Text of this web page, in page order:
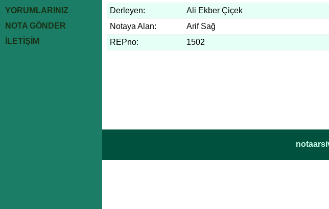
YORUMLARINIZ
NOTA GÖNDER
İLETİŞİM
Derleyen:
Ali Ekber Çiçek
Notaya Alan:
Arif Sağ
REPno:
1502